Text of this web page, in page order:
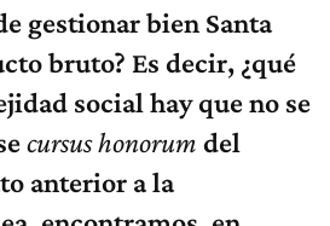
gestionar bien Santa
bruto? Es decir, ¿qué
social hay que no se
cursus honorum del
anterior a la